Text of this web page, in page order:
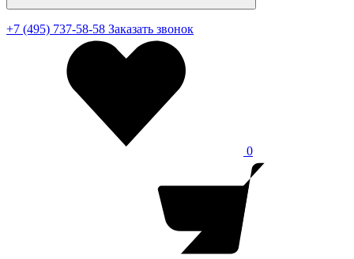
+7 (495) 737-58-58 Заказать звонок
0